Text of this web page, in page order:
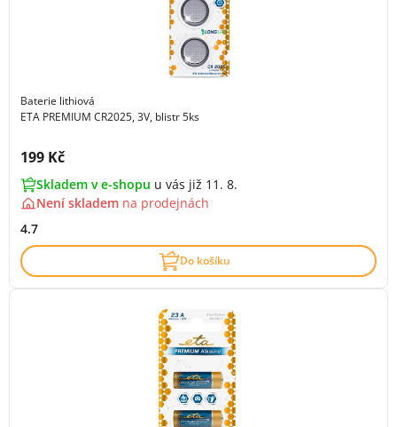
Baterie lithiová
ETA PREMIUM CR2025, 3V, blistr 5ks
Cena s DPH:
199 Kč
Skladem v e-shopu u vás již 11. 8.
Není skladem na prodejnách
4.7
Do košíku